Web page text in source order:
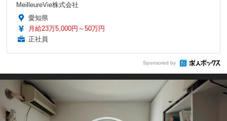
MeilleureVie株式会社
愛知県
月給23万5,000円～50万円
正社員
Sponsored by